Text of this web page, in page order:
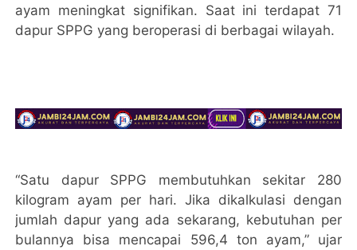
ayam meningkat signifikan. Saat ini terdapat 71
dapur SPPG yang beroperasi di berbagai wilayah.
“Satu dapur SPPG membutuhkan sekitar 280
kilogram ayam per hari. Jika dikalkulasi dengan
jumlah dapur yang ada sekarang, kebutuhan per
bulannya bisa mencapai 596,4 ton ayam,” ujar